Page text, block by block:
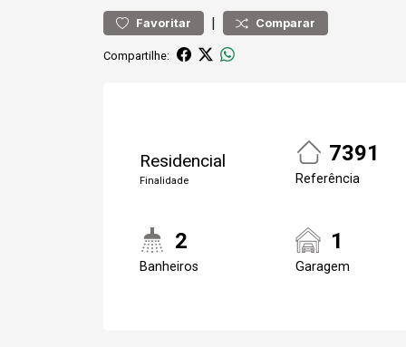
Favoritar | Comparar
Compartilhe:
Residencial
Finalidade
7391
Referência
2
Banheiros
1
Garagem